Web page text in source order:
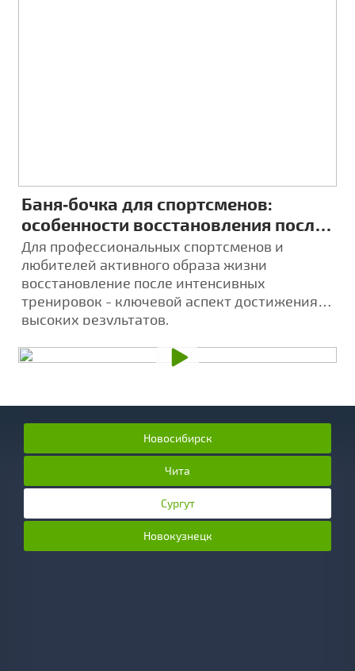
Баня‑бочка для спортсменов:
особенности восстановления после
тренировок
Для профессиональных спортсменов и
любителей активного образа жизни
восстановление после интенсивных
тренировок - ключевой аспект достижения
высоких результатов.
Новосибирск
Чита
Сургут
Новокузнецк